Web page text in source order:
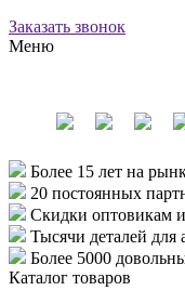
Заказать звонок
Меню
Более 15 лет на
20 постоянных
Скидки оптовикам
Тысячи деталей для
Более 5000
Каталог товаров